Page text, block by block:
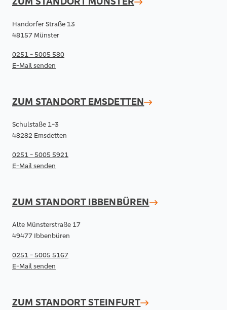
Handorfer Straße 13
48157 Münster
0251 - 5005 580
E-Mail senden
ZUM STANDORT EMSDETTEN
Schulstaße 1-3
48282 Emsdetten
0251 - 5005 5921
E-Mail senden
ZUM STANDORT IBBENBÜREN
Alte Münsterstraße 17
49477 Ibbenbüren
0251 - 5005 5167
E-Mail senden
ZUM STANDORTSTEINFURT